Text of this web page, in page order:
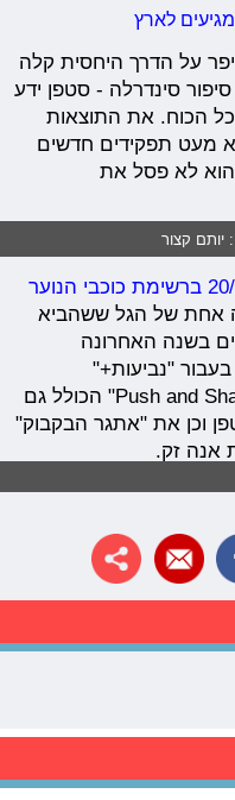
לארץ
על הדרך היחסית קלה
סינדרלה - סטפן ידע
הכוח. את התוצאות
מעט תפקידים חדשים
הוא לא פסל את
יותם קצור
כמקום ה/20 ברשימת כוכבי הנוער
אחת של הגל ששהביא
בשנה האחרונה
"נביעות+"
שמשיקים בקבוק שתייה מיוחד "Push and Shake" הכולל גם
וכן את "אתגר הבקבוק"
אנה זק.